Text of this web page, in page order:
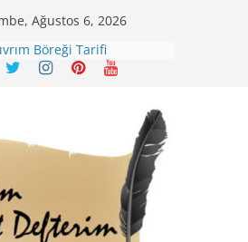
Ağustos 6, 2026
Böreği Tarifi
Karabuğday Pilavı Tarifi